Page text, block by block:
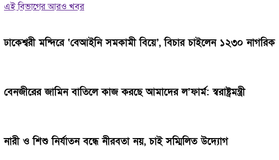
এই বিভাগের আরও খবর
ঢাকেশ্বরী মন্দিরে ‘বেআইনি সমকামী বিয়ে’, বিচার চাইলেন ১২৩০ নাগরিক
বেনজীরের জামিন বাতিলে কাজ করছে আমাদের ল’ফার্ম: স্বরাষ্ট্রমন্ত্রী
নারী ও শিশু নির্যাতন বন্ধে নীরবতা নয়, চাই সম্মিলিত উদ্যোগ